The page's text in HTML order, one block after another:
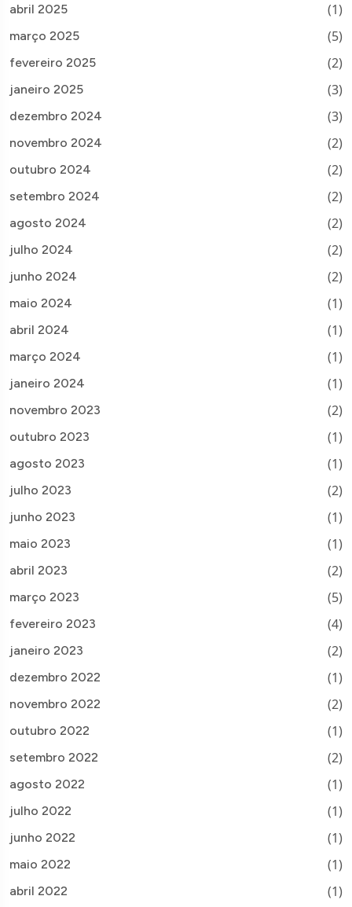
abril 2025 (1)
março 2025 (5)
fevereiro 2025 (2)
janeiro 2025 (3)
dezembro 2024 (3)
novembro 2024 (2)
outubro 2024 (2)
setembro 2024 (2)
agosto 2024 (2)
julho 2024 (2)
junho 2024 (2)
maio 2024 (1)
abril 2024 (1)
março 2024 (1)
janeiro 2024 (1)
novembro 2023 (2)
outubro 2023 (1)
agosto 2023 (1)
julho 2023 (2)
junho 2023 (1)
maio 2023 (1)
abril 2023 (2)
março 2023 (5)
fevereiro 2023 (4)
janeiro 2023 (2)
dezembro 2022 (1)
novembro 2022 (2)
outubro 2022 (1)
setembro 2022 (2)
agosto 2022 (1)
julho 2022 (1)
junho 2022 (1)
maio 2022 (1)
abril 2022 (1)